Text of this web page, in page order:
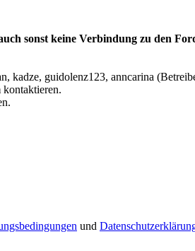
sonst keine Verbindung zu den
kadze, guidolenz123, anncarina
kontaktieren.
und